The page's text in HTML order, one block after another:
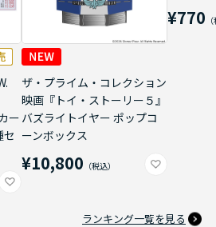
ー
セ
ザ・プライム・コレクション
映画『トイ・ストーリー５』
バズライトイヤー ポップコ
ーンボックス
¥10,800
¥770
ランキング一覧を見る